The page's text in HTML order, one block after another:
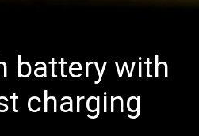
battery with
charging